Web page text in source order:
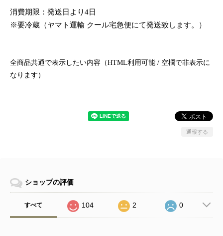
消費期限：発送日より4日
※要冷蔵（ヤマト運輸 クール宅急便にて発送致します。）
全商品共通で表示したい内容（HTML利用可能 / 空欄で非表示に
なります）
通報する
ショップの評価
すべて 104 2 0